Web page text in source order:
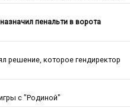
пенальти в ворота
решение, которое гендиректор
с "Родиной"